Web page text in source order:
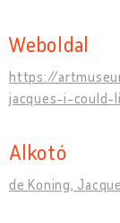
Weboldal
https://
jacques-i-could-
Alkotó
de Koning,